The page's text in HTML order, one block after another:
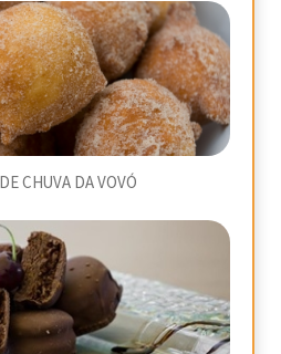
CHUVA DA VOVÓ